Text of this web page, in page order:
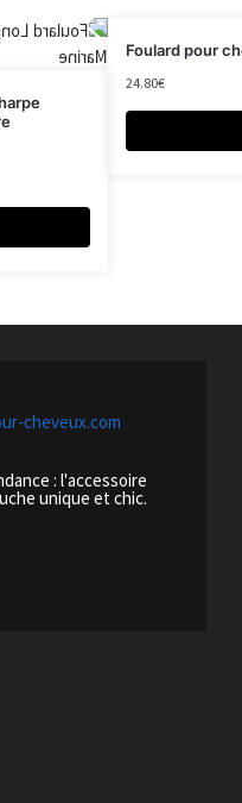
Foulard pour
24.80€
: l'accessoire
unique et chic.